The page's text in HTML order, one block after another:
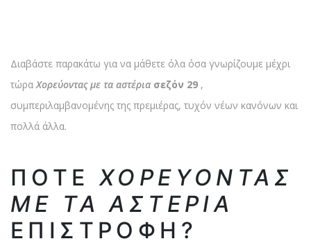
Διαβάστε παρακάτω για να μάθετε όλα όσα γνωρίζουμε μέχρι
τώραΧορεύοντας με τα αστέρια σεζόν 29 ,
συμπεριλαμβανομένης της πρεμιέρας, τυχόν νέων κανόνων και
πολλά άλλα.
ΠΌΤΕΧΟΡΕΎΟΝΤΑΣ
ΜΕ ΤΑ ΑΣΤΈΡΙΑ
ΕΠΙΣΤΡΟΦΗ?